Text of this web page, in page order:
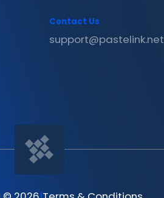
Contact Us
support@pastelink.net